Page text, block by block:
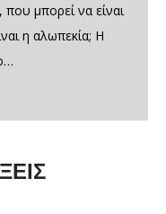
που μπορεί να είναι
η αλωπεκία; Η